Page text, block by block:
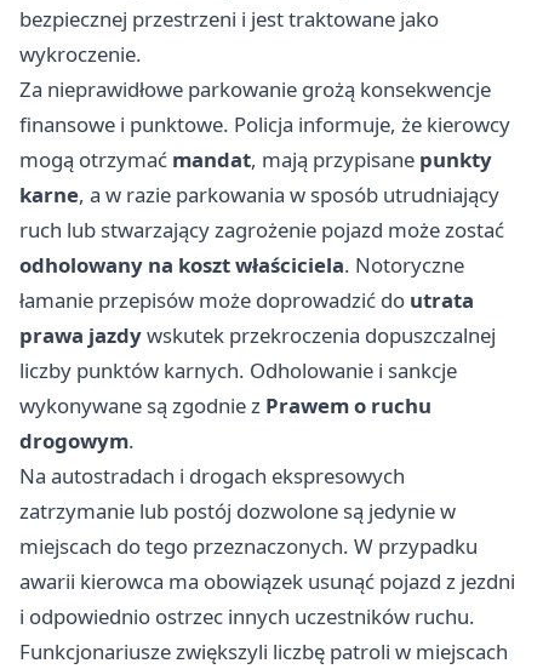
bezpiecznej przestrzeni i jest traktowane jako
wykroczenie.
Za nieprawidłowe parkowanie grożą konsekwencje
finansowe i punktowe. Policja informuje, że kierowcy
mogą otrzymać mandat, mają przypisane punkty
karne, a w razie parkowania w sposób utrudniający
ruch lub stwarzający zagrożenie pojazd może zostać
odholowany na koszt właściciela. Notoryczne
łamanie przepisów może doprowadzić do utrata
prawa jazdywskutek przekroczenia dopuszczalnej
liczby punktów karnych. Odholowanie i sankcje
wykonywane są zgodnie z Prawem o ruchu
drogowym.
Na autostradach i drogach ekspresowych
zatrzymanie lub postój dozwolone są jedynie w
miejscach do tego przeznaczonych. W przypadku
awarii kierowca ma obowiązek usunąć pojazd z jezdni
i odpowiednio ostrzec innych uczestników ruchu.
Funkcjonariusze zwiększyli liczbę patroli w miejscach